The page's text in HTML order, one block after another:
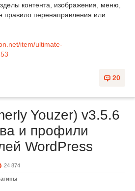
контента, изображения, меню,
правило перенаправления или
item/ultimate-
20
Youzer) v3.5.6
и профили
WordPress
24 874